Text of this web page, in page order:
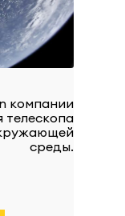
компании
телескопа
среды.